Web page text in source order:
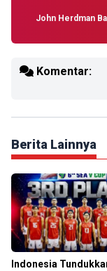
John Herdman
Komentar:
Berita Lainnya
Indonesia